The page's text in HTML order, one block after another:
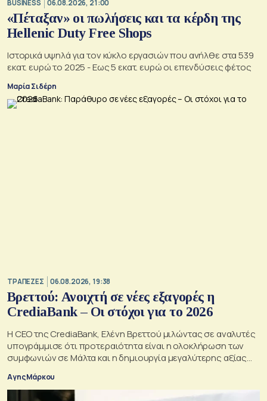
BUSINESS 06.08.2026, 21:00
«Πέταξαν» οι πωλήσεις και τα κέρδη της
Hellenic Duty Free Shops
Ιστορικά υψηλά για τον κύκλο εργασιών που ανήλθε στα 539
εκατ. ευρώ το 2025 - Εως 5 εκατ. ευρώ οι επενδύσεις φέτος
Μαρία Σιδέρη
ΤΡΑΠΕΖΕΣ 06.08.2026, 19:38
Βρεττού: Ανοιχτή σε νέες εξαγορές η
CrediaBank – Οι στόχοι για το 2026
Η CEO της CrediaBank, Ελένη Βρεττού μιλώντας σε αναλυτές
υπογράμμισε ότι προτεραιότητα είναι η ολοκλήρωση των
συμφωνιών σε Μάλτα και η δημιουργία μεγαλύτερης αξίας
για τους μετόχους
Αγης Μάρκου